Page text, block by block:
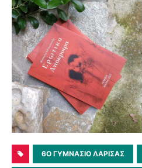
6O ΓΥΜΝΆΣΙΟ ΛΆΡΙΣΑΣ